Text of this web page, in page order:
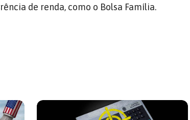
de renda, como o Bolsa Família.